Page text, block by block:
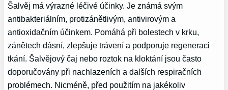
Šalvěj má výrazné léčivé účinky. Je známá svým
antibakteriálním, protizánětlivým, antivirovým a
antioxidačním účinkem. Pomáhá při bolestech v krku,
zánětech dásní, zlepšuje trávení a podporuje regeneraci
tkání. Šalvějový čaj nebo roztok na kloktání jsou často
doporučovány při nachlazeních a dalších respiračních
problémech. Nicméně, před použitím na jakékoliv